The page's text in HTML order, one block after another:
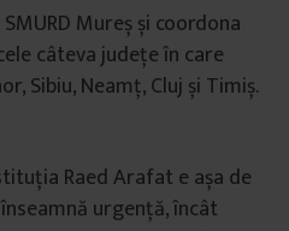
Mureș și coordona
câteva județe în care
Sibiu, Neamț, Cluj și Timiș.
Raed Arafat e așa de
urgență, încât